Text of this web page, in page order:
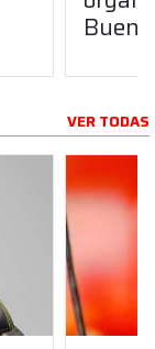
VER TODAS